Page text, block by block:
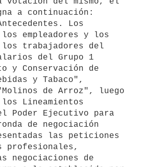
a continuación:
los empleadores y los
los trabajadores del
del Grupo 1
y Conservación de
y Tabaco",
de Arroz", luego
Lineamientos
Poder Ejecutivo para
de negociación
las peticiones
profesionales,
negociaciones de